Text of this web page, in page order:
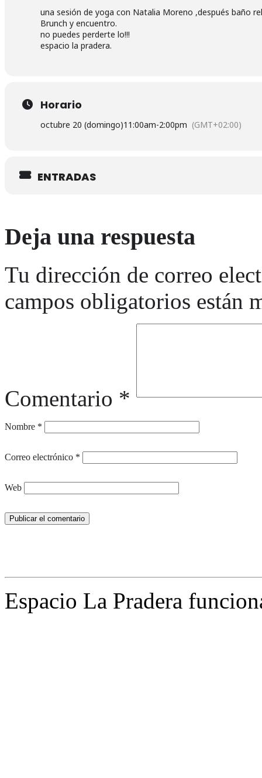
una sesión de yoga con Natalia Moreno ,después baño
Brunch y encuentro.
no puedes perderte lo!!!
espacio la pradera.
Horario
octubre 20 (domingo)11:00am-2:00pm (GMT+02:00)
ENTRADAS
Deja una respuesta
Tu dirección de correo
campos obligatorios están
Comentario *
Nombre *
Correo electrónico *
Web
Espacio La Pradera